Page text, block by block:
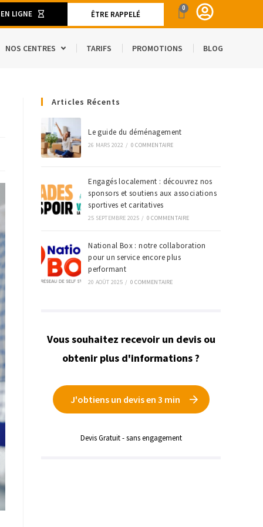
LIGNE ÊTRE RAPPELÉ
0
ET MATÉRIELS DE DÉMÉNAGEMENT
NOS CENTRES TARIFS PROMOTIONS BLOG
Articles Récents
Le guide du déménagement
26 MARS 2022 / 0 COMMENTAIRE
Engagés localement : découvrez nos
sponsors et soutiens aux associations
sportives et caritatives
25 SEPTEMBRE 2025 / 0 COMMENTAIRE
National Box : notre collaboration
pour un service encore plus
performant
20 AOÛT 2025 / 0 COMMENTAIRE
Vous souhaitez recevoir un devis ou
obtenir plus d'informations ?
J'obtiens un devis en 3 min
Devis Gratuit - sans engagement